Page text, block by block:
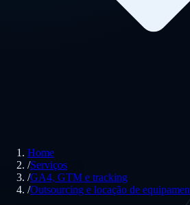
Home
/Serviços
/GA4, GTM e tracking
/Outsourcing e locação de